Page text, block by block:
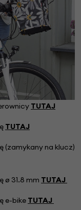
TUTAJ
TUTAJ
(zamykany na klucz)
ø 31.8 mm TUTAJ
e-bike TUTAJ